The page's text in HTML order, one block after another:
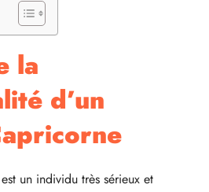
la
d’un
un individu très sérieux et